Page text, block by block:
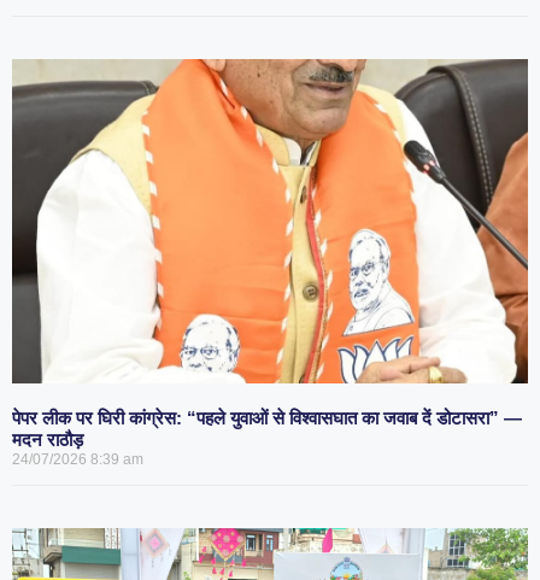
पेपर लीक पर घिरी कांग्रेस: “पहले युवाओं से विश्वासघात का जवाब दें डोटासरा” —
मदन राठौड़
24/07/2026 8:39 am